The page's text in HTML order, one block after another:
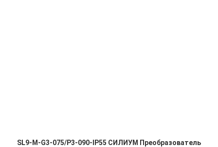
SL9-M-G3-075/P3-090-IP55 СИЛИУМ Преобразователь